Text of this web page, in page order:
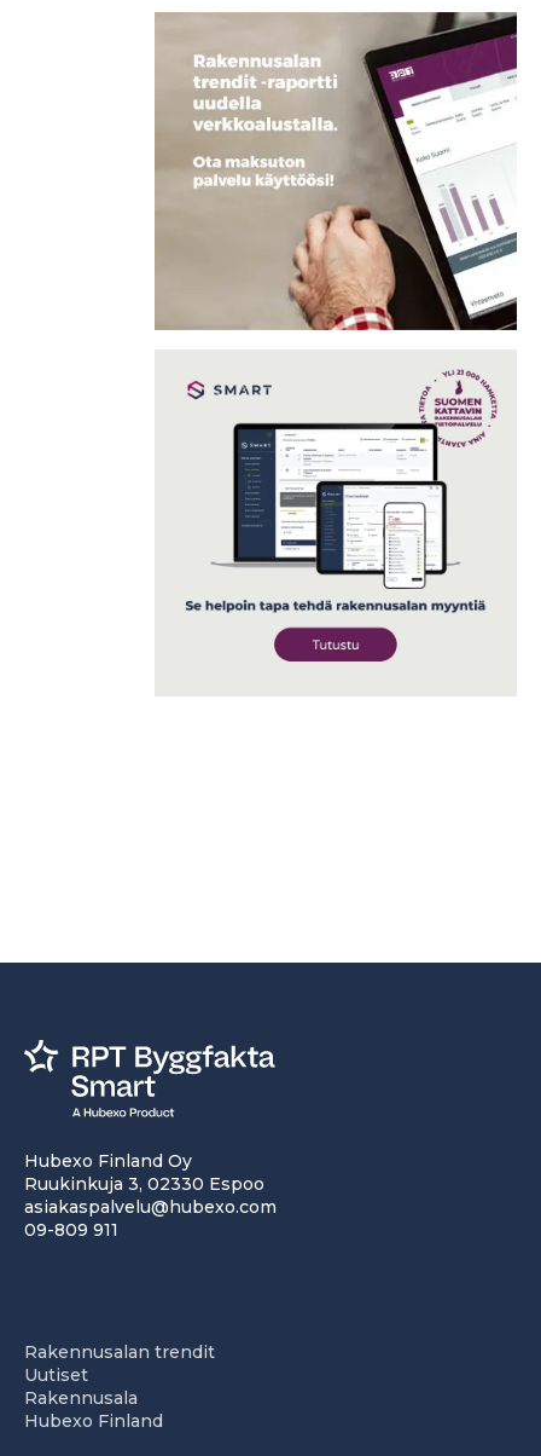
Hubexo Finland Oy
Ruukinkuja 3, 02330 Espoo
asiakaspalvelu@hubexo.com
09-809 911
Rakennusalan trendit
Uutiset
Rakennusala
Hubexo Finland